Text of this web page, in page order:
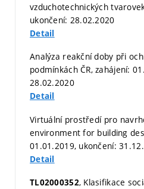
vzduchotechnických
ukončení: 28.02.2020
Detail
Analýza reakční doby při
podmínkách ČR, zahájení:
28.02.2020
Detail
Virtuální prostředí pro
environment for building
01.01.2019, ukončení:
Detail
TL02000352, Klasifikace